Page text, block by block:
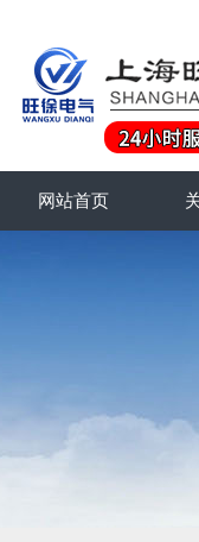
网站首页